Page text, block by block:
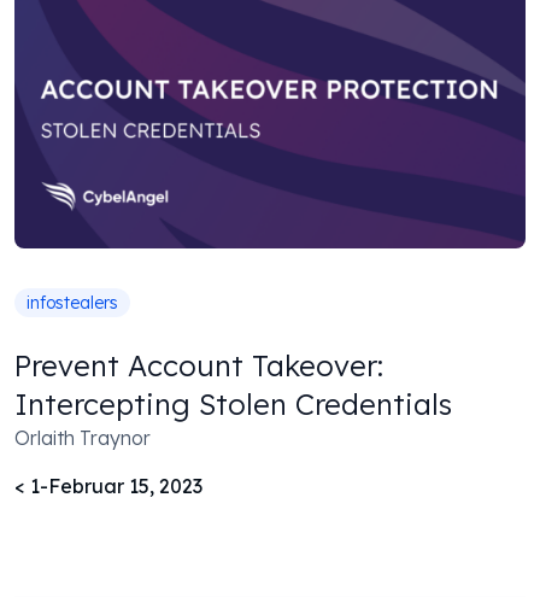
infostealers
Prevent Account Takeover:
Intercepting Stolen Credentials
Orlaith Traynor
< 1-Februar 15, 2023